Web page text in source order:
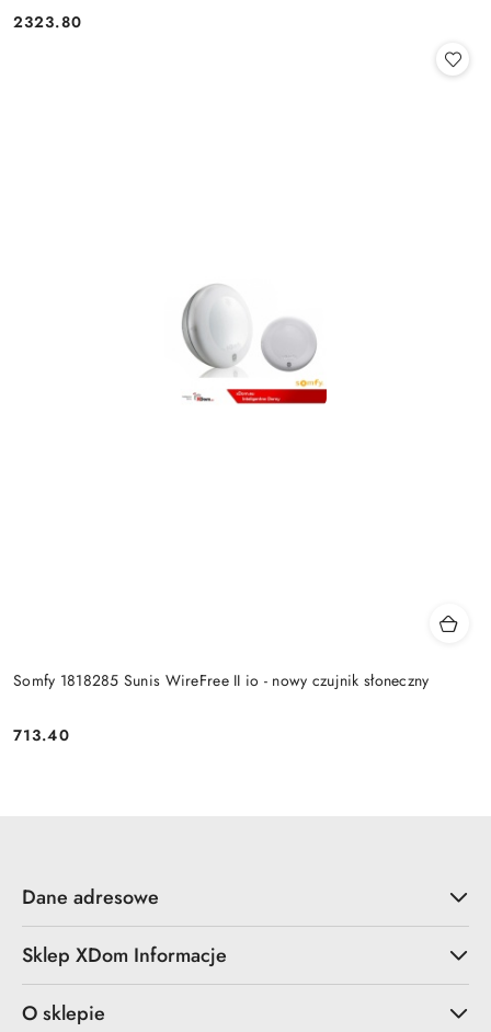
Cena:
2323.80
Somfy 1818285 Sunis WireFree II io - nowy czujnik słoneczny
Cena:
713.40
Dane adresowe
Sklep XDom Informacje
O sklepie